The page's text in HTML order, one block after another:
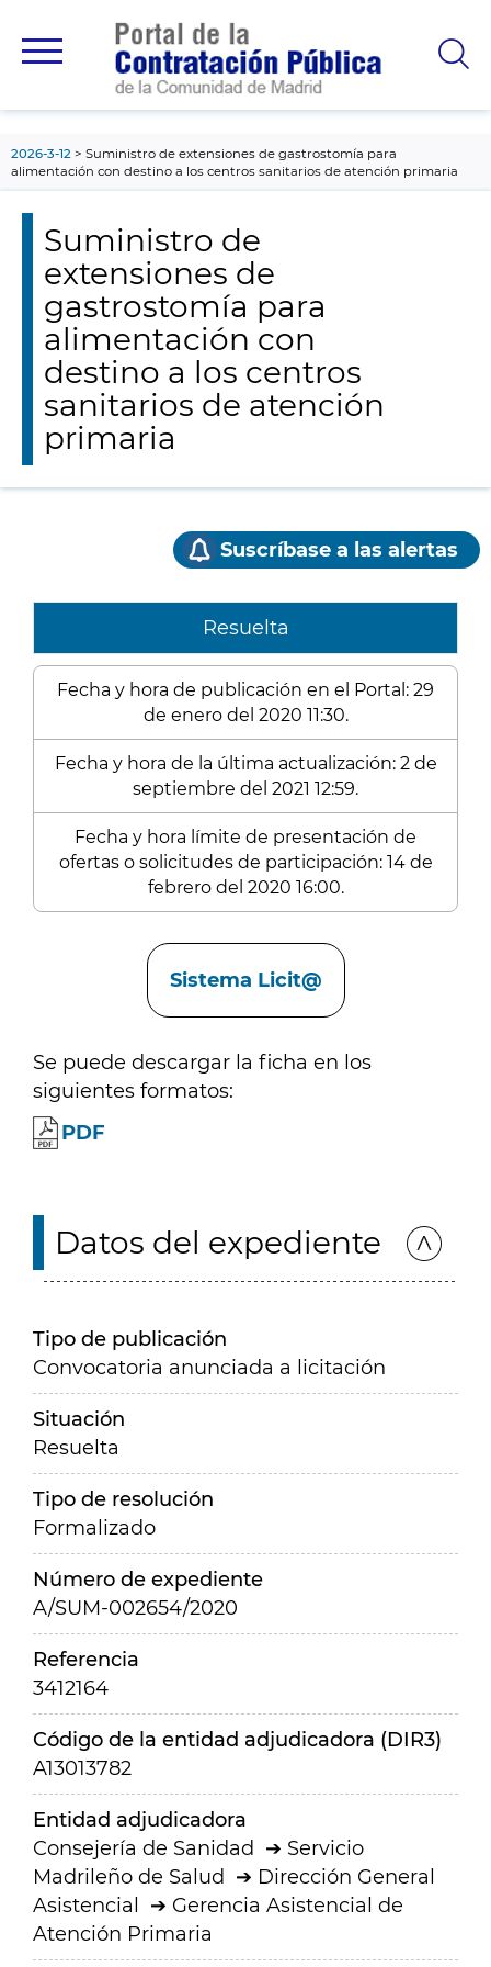
principal
2026-3-12
Suministro de extensiones de gastrostomía para
alimentación con destino a los centros sanitarios de atención primaria
Suministro de
extensiones de
gastrostomía para
alimentación con
destino a los centros
sanitarios de atención
primaria
Suscríbase a las alertas
Resuelta
Fecha y hora de publicación en el Portal: 29
de enero del 2020 11:30.
Fecha y hora de la última actualización: 2 de
septiembre del 2021 12:59.
Fecha y hora límite de presentación de
ofertas o solicitudes de participación: 14 de
febrero del 2020 16:00.
Sistema Licit@
Se puede descargar la ficha en los
siguientes formatos:
PDF
Datos del expediente
Tipo de publicación
Convocatoria anunciada a licitación
Situación
Resuelta
Tipo de resolución
Formalizado
Número de expediente
A/SUM-002654/2020
Referencia
3412164
Código de la entidad adjudicadora (DIR3)
A13013782
Entidad adjudicadora
Consejería de Sanidad
Servicio
Madrileño de Salud
Dirección General
Asistencial
Gerencia Asistencial de
Atención Primaria